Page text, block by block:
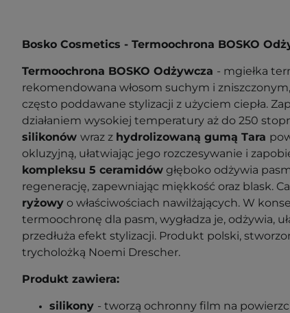
Bosko Cosmetics - Termoochrona BOSKO
Termoochrona BOSKO Odżywcza - mgiełka
rekomendowana włosom suchym i
często poddawane stylizacji z użyciem ciepła.
działaniem wysokiej temperatury aż do 250
silikonów wraz z hydrolizowaną gumą Tara
okluzyjną, ułatwiając jego rozczesywanie i
kompleksu 5 ceramidów głęboko odżywia
regenerację, zapewniając miękkość oraz blask.
ryżowy o właściwościach nawilżających. W
termoochronę dla pasm, wygładza je, odżywia,
przedłuża efekt stylizacji. Produkt polski,
trycholożką Noemi Drescher.
Produkt zawiera:
silikony - tworzą ochronny film na